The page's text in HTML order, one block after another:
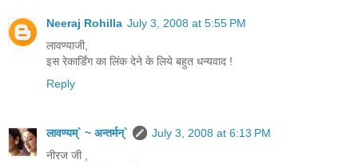
Neeraj Rohilla July 3, 2008 at 5:55 PM
लावण्याजी,
इस रेकार्डिंग का लिंक देने के लिये बहुत धन्यवाद !
Reply
लावण्यम्` ~ अन्तर्मन्`
July 3, 2008 at 6:13 PM
नीरज जी ,